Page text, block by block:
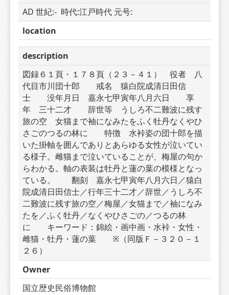
AD 世紀:-  時代:江戸時代 元号:
location
description
図録６１頁・１７８頁（２３－４１）　役者　八
代目市川団十郎　　戒名　猿白院成清日田信
士　　没年月日　嘉永七甲寅年八月六日　　享
年　三十二才　　辞世等　うしろ不二難波に残す
旅の空　女猫まで袖になみたをふく牡丹なくやひ
さごのつるの林に　　特徴　水裃姿の団十郎を描
いた掛軸を囲んでありとあらゆる女性が泣いてい
る様子。雌猫まで泣いていることが、梅屋の句か
らわかる。軸の表装は牡丹と蓮の葉の模様となっ
ている。　　翻刻　嘉永七甲寅年八月六日／猿白
院成清日田信士／行年三十二才／辞世／うしろ不
二難波に残す旅の空／梅屋／女猫まで／袖になみ
たを／ふく牡丹／なくやひさごの／つるの林
に　　キーワード：錦絵・画中画・水裃・女性・
雌猫・牡丹・蓮の葉　　※（同版Ｆ－３２０－１
２６）
Owner
国立歴史民俗博物館